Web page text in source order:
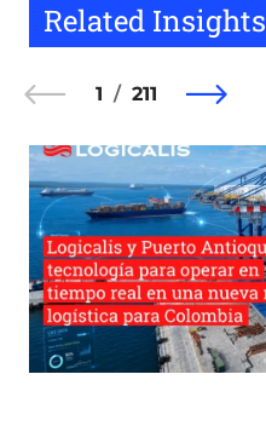
Related Insights
1 211